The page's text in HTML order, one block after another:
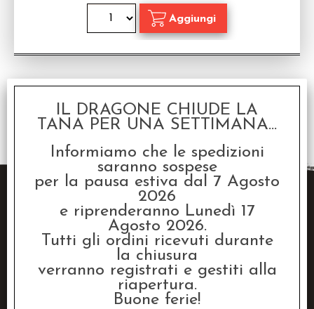
1 risultati trovati (50 per pagina - 1 in totale)
Raven Distribution SRL
Via Fanin, 30
40026 Imola (BO)
IL DRAGONE CHIUDE LA
TANA PER UNA SETTIMANA...
Informiamo che le spedizioni
saranno sospese
per la pausa estiva dal 7 Agosto
2026
e riprenderanno Lunedì 17
Agosto 2026.
Tutti gli ordini ricevuti durante
la chiusura
verranno registrati e gestiti alla
riapertura.
Buone ferie!